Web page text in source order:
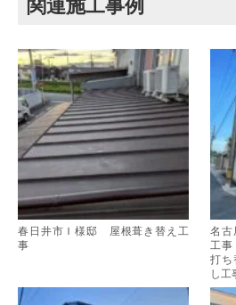
関連施工事例
春日井市Ｉ様邸 屋根葺き替え工
事
名
工
打
し工